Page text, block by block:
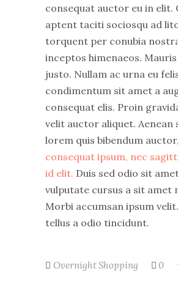
consequat auctor eu in elit.
aptent taciti sociosqu ad
torquent per conubia
inceptos himenaeos.
justo. Nullam ac urna eu
condimentum sit amet a
consequat elis. Proin
velit auctor aliquet. Aenean
lorem quis bibendum auctor,
consequat ipsum, nec
id elit. Duis sed odio sit
vulputate cursus a sit amet
Morbi accumsan ipsum
tellus a odio tincidunt.
Overnight Shopping 0